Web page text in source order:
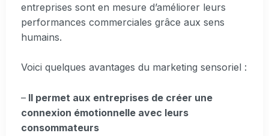
entreprises sont en mesure d’améliorer leurs
performances commerciales grâce aux sens
humains.
Voici quelques avantages du marketing sensoriel :
– Il permet aux entreprises de créer une
connexion émotionnelle avec leurs
consommateurs